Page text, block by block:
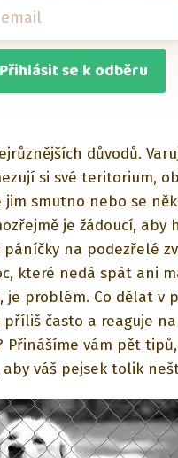
Přihlásit se k odběru
důvodů.
si své teritorium,
smutno nebo se
je žádoucí, aby
na podezřelé
které nedá spát ani
je problém. Co dělat v
často a reaguje na
Přinášíme vám pět
váš pejsek tolik